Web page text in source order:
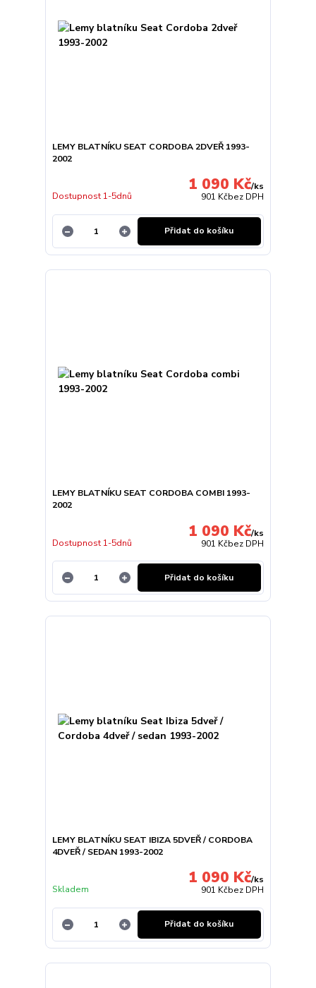
LEMY BLATNÍKU SEAT CORDOBA 2DVEŘ 1993-
2002
1 090 Kč/ks
901 Kčbez DPH
Dostupnost 1-5dnů
Přidat do košíku
LEMY BLATNÍKU SEAT CORDOBA COMBI 1993-
2002
1 090 Kč/ks
901 Kčbez DPH
Dostupnost 1-5dnů
Přidat do košíku
LEMY BLATNÍKU SEAT IBIZA 5DVEŘ / CORDOBA
4DVEŘ / SEDAN 1993-2002
1 090 Kč/ks
901 Kčbez DPH
Skladem
Přidat do košíku